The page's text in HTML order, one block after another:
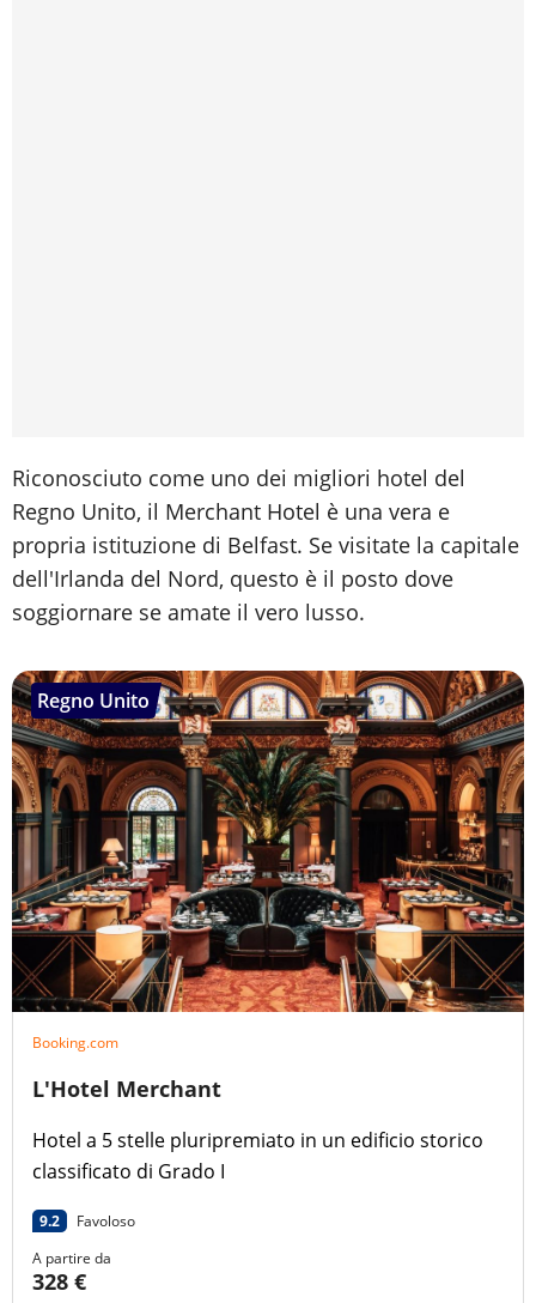
Riconosciuto come uno dei migliori hotel del
Regno Unito, il Merchant Hotel è una vera e
propria istituzione di Belfast. Se visitate la capitale
dell'Irlanda del Nord, questo è il posto dove
soggiornare se amate il vero lusso.
Regno Unito
Booking.com
L'Hotel Merchant
Hotel a 5 stelle pluripremiato in un edificio storico
classificato di Grado I
9.2
Favoloso
A partire da
328 €